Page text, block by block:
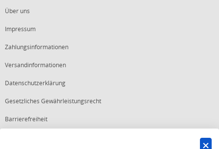
Über uns
Impressum
Zahlungsinformationen
Versandinformationen
Datenschutzerklärung
Gesetzliches Gewährleistungsrecht
Barrierefreiheit